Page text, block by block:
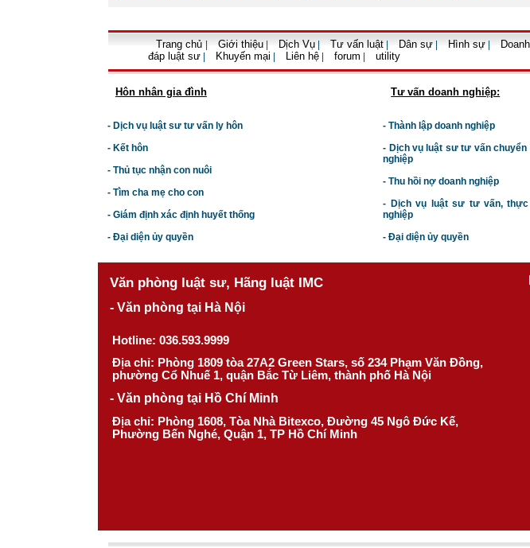
Trang chủ Giới thiệu Dịch Vụ Tư vấn luật Dân sự Hình sự
đáp luật sư
Khuyến mại Liên hệ forum utility
Hôn nhân gia đình
- Dịch vụ luật sư tư vấn ly hôn
- Kết hôn
- Thủ tục nhận con nuôi
- Tìm cha mẹ cho con
- Giám định xác định huyết thống
- Đại diện ủy quyền
Tư vấn doanh nghiệp:
- Thành lập doanh nghiệp
- Dịch vụ luật sư tư vấn chuyển
nghiệp
- Thu hồi nợ doanh nghiệp
- Dịch vụ luật sư tư vấn, thực
nghiệp
- Đại diện ủy quyền
Văn phòng luật sư, Hãng luật IMC
- Văn phòng tại Hà Nội
Hotline: 036.593.9999
Địa chỉ: Phòng 1809 tòa 27A2 Green Stars, số 234 Phạm Văn Đồng,
phường Cổ Nhuế 1, quận Bắc Từ Liêm, thành phố Hà Nội
- Văn phòng tại Hồ Chí Minh
Địa chỉ: Phòng 1608, Tòa Nhà Bitexco, Đường 45 Ngô Đức Kế,
Phường Bến Nghé, Quận 1, TP Hồ Chí Minh